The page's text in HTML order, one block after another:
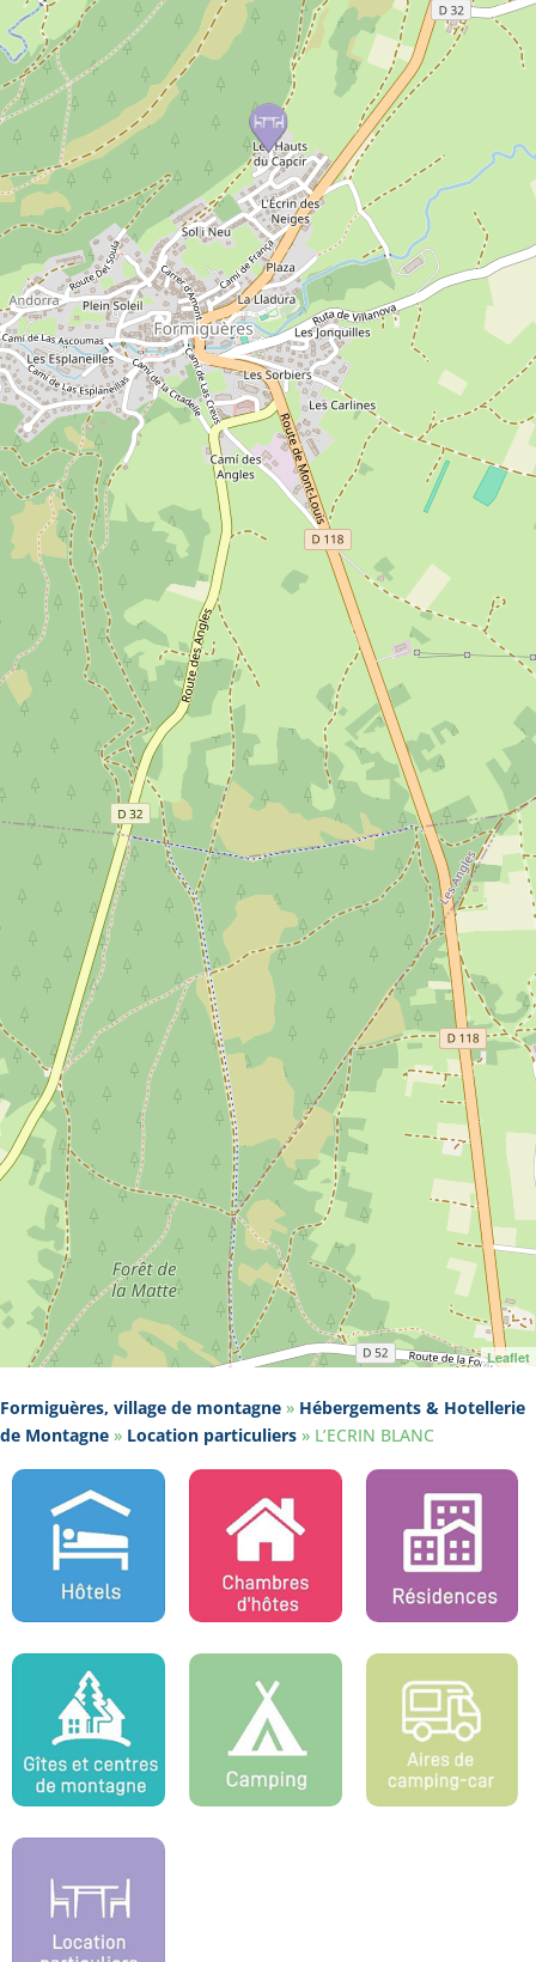
Leaflet
Formiguères, village de montagne » Hébergements & Hotellerie
de Montagne » Location particuliers » L’ECRIN BLANC